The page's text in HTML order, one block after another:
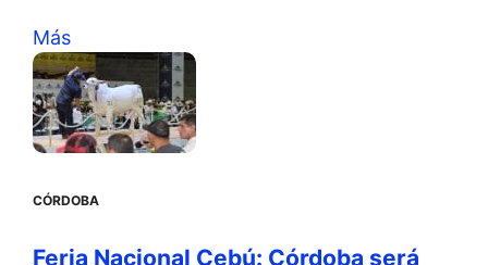
Más
CÓRDOBA
Feria Nacional Cebú: Córdoba será